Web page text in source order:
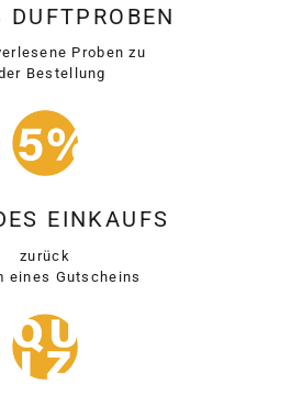
DUFTPROBEN
Proben zu
Bestellung
EINKAUFS
zurück
eines Gutscheins